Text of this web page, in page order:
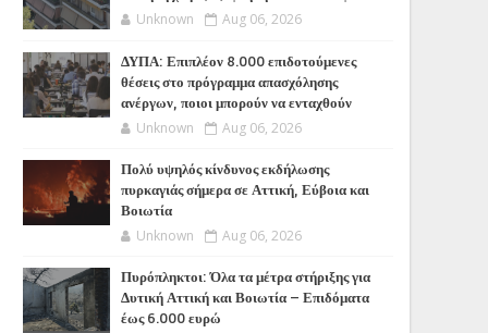
Unknown Aug 06, 2026
ΔΥΠΑ: Επιπλέον 8.000 επιδοτούμενες
θέσεις στο πρόγραμμα απασχόλησης
ανέργων, ποιοι μπορούν να ενταχθούν
Unknown Aug 06, 2026
Πολύ υψηλός κίνδυνος εκδήλωσης
πυρκαγιάς σήμερα σε Αττική, Εύβοια και
Βοιωτία
Unknown Aug 06, 2026
Πυρόπληκτοι: Όλα τα μέτρα στήριξης για
Δυτική Αττική και Βοιωτία – Επιδόματα
έως 6.000 ευρώ